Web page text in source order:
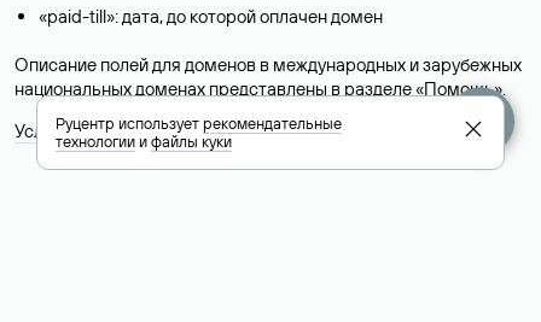
«paid-till»: дата, до которой оплачен домен
Описание полей для доменов в международных и зарубежных
национальных доменах представлены в разделе «Помощь».
Условия использования Whois-сервиса
Руцентр используетрекомендательные
технологииифайлы куки